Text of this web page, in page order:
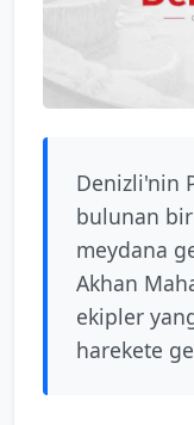
Denizli'nin
bulunan
meydana
Akhan
ekipler
harekete